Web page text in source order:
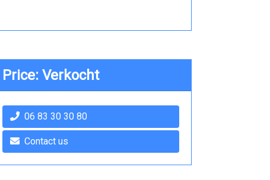
Price: Verkocht
06 83 30 30 80
Contact us